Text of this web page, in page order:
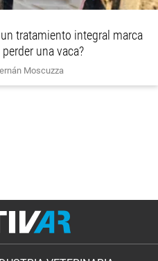
tratamiento integral marca
una vaca?
Moscuzza